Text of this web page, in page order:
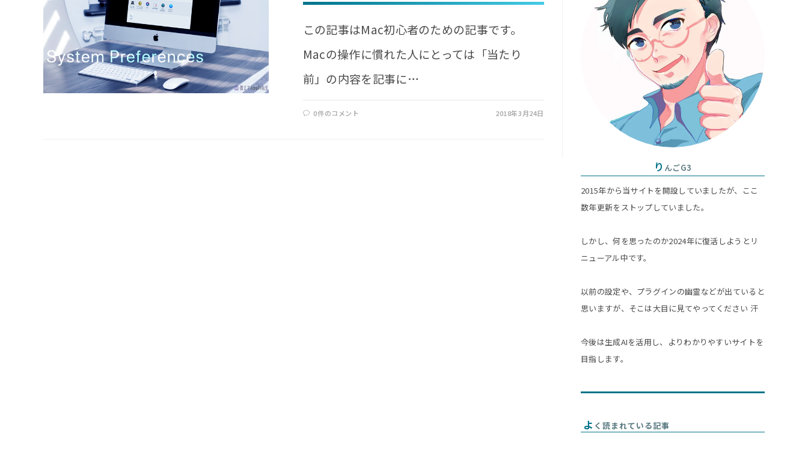
グ
この記事はMac初心者のための記事です。
Macの操作に慣れた人にとっては「当たり
前」の内容を記事に…
0件のコメント 2018年3月24日
り んごG3
2015年から当サイトを開設していましたが、ここ
数年更新をストップしていました。
しかし、何を思ったのか2024年に復活しようとリ
ニューアル中です。
以前の設定や、プラグインの幽霊などが出ていると
思いますが、そこは大目に見てやってください 汗
今後は生成AIを活用し、よりわかりやすいサイトを
目指します。
よ く読まれている記事